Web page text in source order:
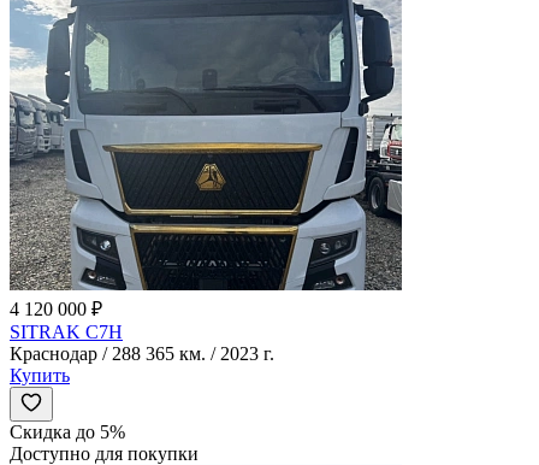
4 120 000 ₽
SITRAK C7H
Краснодар / 288 365 км. / 2023 г.
Купить
Скидка до 5%
Доступно для покупки